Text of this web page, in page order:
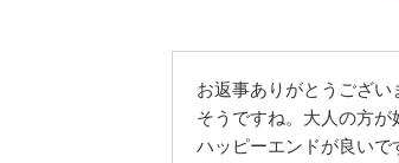
お返事ありがとうござい
そうですね。大人の方が
ハッピーエンドが良い